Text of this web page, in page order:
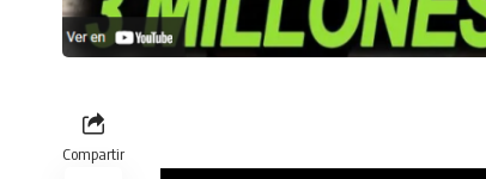
Compartir